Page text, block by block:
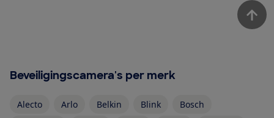
Beveiligingscamera's per merk
Alecto Arlo Belkin Blink
Bosch